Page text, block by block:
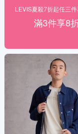
LEVIS夏殺7折起任三
滿3件享8